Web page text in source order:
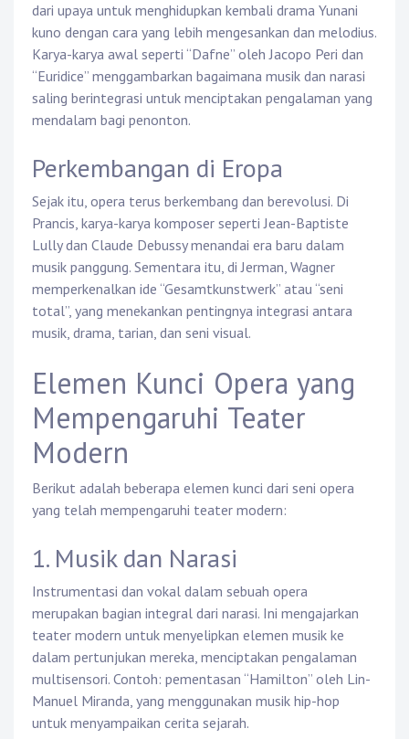
dari upaya untuk menghidupkan kembali drama Yunani
kuno dengan cara yang lebih mengesankan dan melodius.
Karya-karya awal seperti “Dafne” oleh Jacopo Peri dan
“Euridice” menggambarkan bagaimana musik dan narasi
saling berintegrasi untuk menciptakan pengalaman yang
mendalam bagi penonton.
Perkembangan di Eropa
Sejak itu, opera terus berkembang dan berevolusi. Di
Prancis, karya-karya komposer seperti Jean-Baptiste
Lully dan Claude Debussy menandai era baru dalam
musik panggung. Sementara itu, di Jerman, Wagner
memperkenalkan ide “Gesamtkunstwerk” atau “seni
total”, yang menekankan pentingnya integrasi antara
musik, drama, tarian, dan seni visual.
Elemen Kunci Opera yang
Mempengaruhi Teater
Modern
Berikut adalah beberapa elemen kunci dari seni opera
yang telah mempengaruhi teater modern:
1. Musik dan Narasi
Instrumentasi dan vokal dalam sebuah opera
merupakan bagian integral dari narasi. Ini mengajarkan
teater modern untuk menyelipkan elemen musik ke
dalam pertunjukan mereka, menciptakan pengalaman
multisensori. Contoh: pementasan “Hamilton” oleh Lin-
Manuel Miranda, yang menggunakan musik hip-hop
untuk menyampaikan cerita sejarah.